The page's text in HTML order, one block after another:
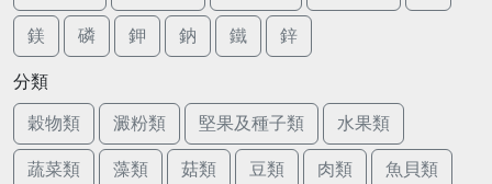
鎂 磷 鉀 鈉 鐵 鋅
分類
穀物類 澱粉類 堅果及種子類 水果類
蔬菜類 藻類 菇類 豆類 肉類 魚貝類